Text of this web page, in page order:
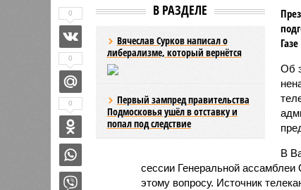
В РАЗДЕЛЕ
Вячеслав Сурков написал о
либерализме, который вернётся
Первый зампред правительства
Подмосковья ушёл в отставку и
попал под следствие
Об
В
сессии Генеральной
этому вопросу. Источник
0
0
0